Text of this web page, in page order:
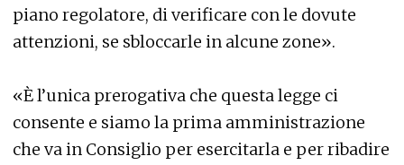
piano regolatore, di verificare con le dovute
attenzioni, se sbloccarle in alcune zone».
«È l’unica prerogativa che questa legge ci
consente e siamo la prima amministrazione
che va in Consiglio per esercitarla e per ribadire